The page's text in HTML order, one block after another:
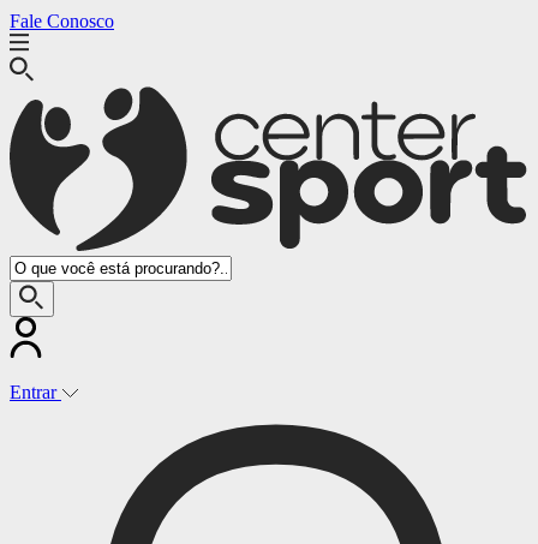
Fale Conosco
Entrar